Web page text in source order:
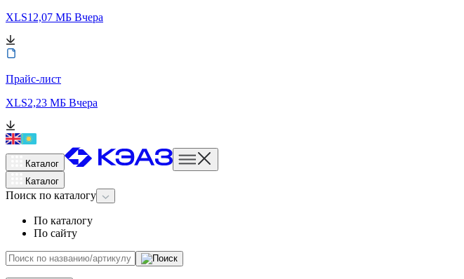
XLS12,07 МБ Вчера
Прайс-лист
XLS2,23 МБ Вчера
Каталог
Каталог
Поиск по каталогу
По каталогу
По сайту